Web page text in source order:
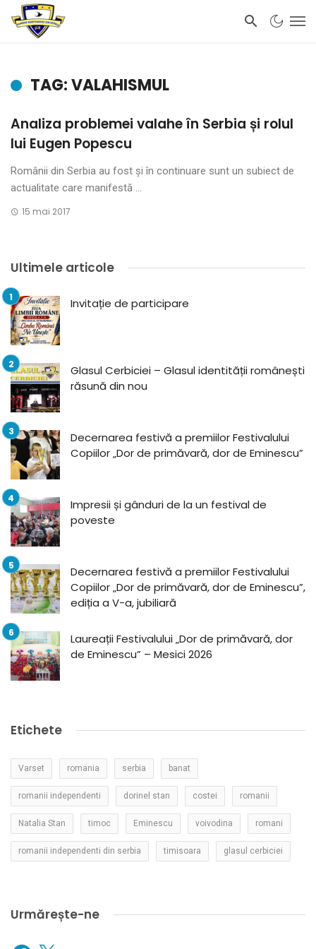
TAG: VALAHISMUL
Analiza problemei valahe în Serbia și rolul
lui Eugen Popescu
Românii din Serbia au fost și în continuare sunt un subiect de
actualitate care manifestă ...
15 mai 2017
Ultimele articole
Invitație de participare
Glasul Cerbiciei – Glasul identității românești
răsună din nou
Decernarea festivă a premiilor Festivalului
Copiilor „Dor de primăvară, dor de Eminescu”
Impresii și gânduri de la un festival de
poveste
Decernarea festivă a premiilor Festivalului
Copiilor „Dor de primăvară, dor de Eminescu”,
ediția a V-a, jubiliară
Laureații Festivalului „Dor de primăvară, dor
de Eminescu” – Mesici 2026
Etichete
Varset romania serbia banat
romanii independenti dorinel stan costei romanii
Natalia Stan timoc Eminescu voivodina romani
romanii independenti din serbia timisoara glasul cerbiciei
Urmărește-ne